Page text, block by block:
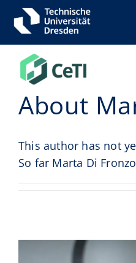
Zum
Inhalt
springen
About
This author has not
So far Marta Di